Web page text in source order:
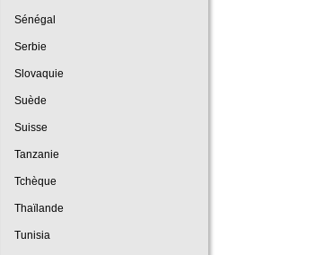
Sénégal
Serbie
Slovaquie
Suède
Suisse
Tanzanie
Tchèque
Thaïlande
Tunisia